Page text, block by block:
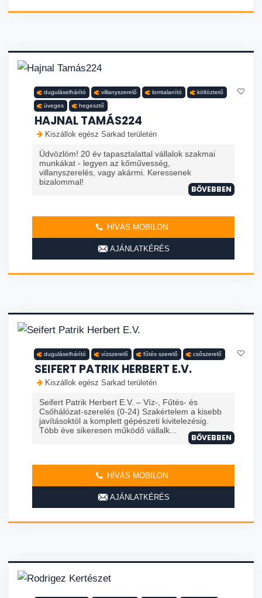
duguláselhárító villanyszerelő lomtalanító költöztető
üveges hegesztő
HAJNAL TAMÁS224
Kiszállok egész Sarkad területén
Üdvözlöm! 20 év tapasztalattal vállalok szakmai
munkákat - legyen az kőművesség,
villanyszerelés, vagy akármi. Keressenek
bizalommal!
BŐVEBBEN
HÍVÁS MOBILON
AJÁNLATKÉRÉS
duguláselhárító vízszerelő fűtés szerelő csőszerelő
SEIFERT PATRIK HERBERT E.V.
Kiszállok egész Sarkad területén
Seifert Patrik Herbert E.V. – Víz-, Fűtés- és
Csőhálózat-szerelés (0-24) Szakértelem a kisebb
javításoktól a komplett gépészeti kivitelezésig.
Több éve sikeresen működő vállalk...
BŐVEBBEN
HÍVÁS MOBILON
AJÁNLATKÉRÉS